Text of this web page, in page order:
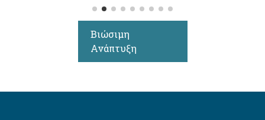
Βιώσιμη
Ανάπτυξη